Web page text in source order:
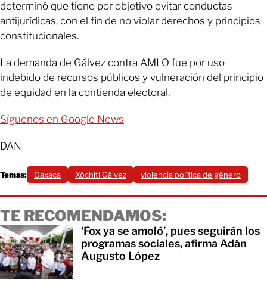
determinó que tiene por objetivo evitar conductas
antijurídicas, con el fin de no violar derechos y principios
constitucionales.
La demanda de Gálvez contra AMLO fue por uso
indebido de recursos públicos y vulneración del principio
de equidad en la contienda electoral.
Síguenos en Google News
DAN
Temas: Oaxaca Xóchitl Gálvez violencia política de género
TE RECOMENDAMOS:
‘Fox ya se amoló’, pues seguirán los
programas sociales, afirma Adán
Augusto López